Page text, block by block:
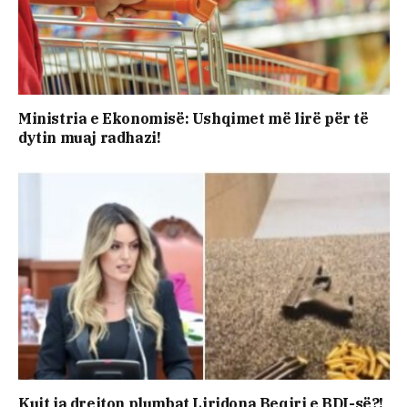
Ministria e Ekonomisë: Ushqimet më lirë për të
dytin muaj radhazi!